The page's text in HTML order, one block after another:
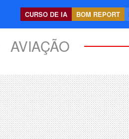
CURSO DE IA BOM REPORT
AVIAÇÃO